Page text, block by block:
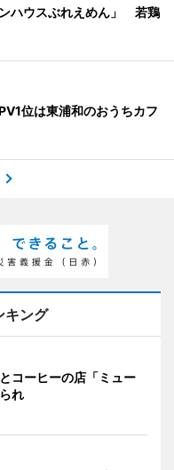
ハウスぶれえめん」 若鶏
位は東浦和のおうちカフ
キング
コーヒーの店「ミュー
れ